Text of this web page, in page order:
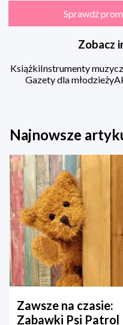
Sprawdź
Zobacz
KsiążkiInstrumenty
Gazety dla młodzieży
Najnowsze
Zawsze na czasie:
Zabawki Psi Patrol